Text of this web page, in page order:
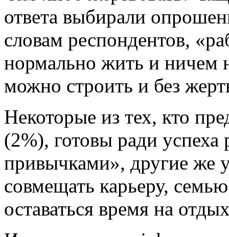
ответа выбирали
словам респондентов,
нормально жить и ничем
можно строить и без
Некоторые из тех, кто
(2%), готовы ради успеха
привычками», другие же
совмещать карьеру,
оставаться время на